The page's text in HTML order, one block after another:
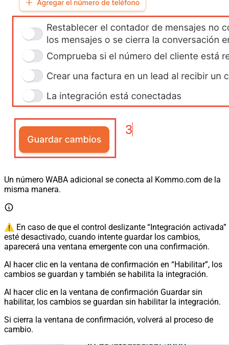
Un número WABA adicional se conecta al Kommo.com de la
misma manera.
⚠️ En caso de que el control deslizante “Integración activada”
esté desactivado, cuando intente guardar los cambios,
aparecerá una ventana emergente con una confirmación.
Al hacer clic en la ventana de confirmación en “Habilitar”, los
cambios se guardan y también se habilita la integración.
Al hacer clic en la ventana de confirmación Guardar sin
habilitar, los cambios se guardan sin habilitar la integración.
Si cierra la ventana de confirmación, volverá al proceso de
cambio.